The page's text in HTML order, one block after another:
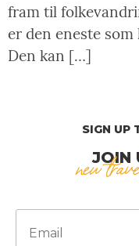
fram til
er den eneste
Den kan […]
SIGN UP
JOIN
new